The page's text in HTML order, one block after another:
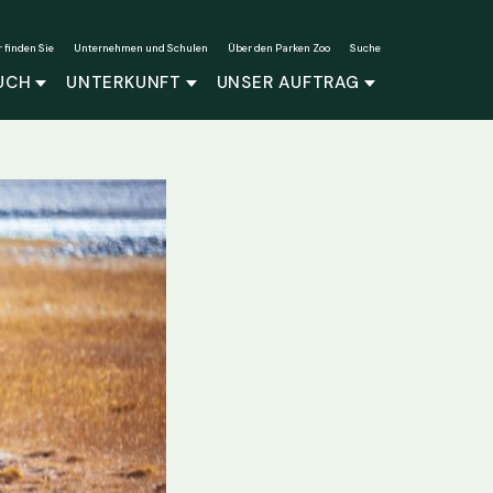
UNTERKUNFT UNSER AUFTRAG
finden Sie Unternehmen und Schulen Über den Parken Zoo Suche